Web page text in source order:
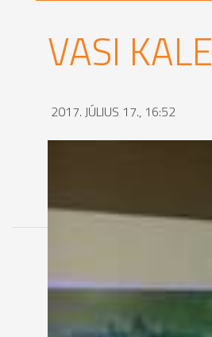
VASI
2017. JÚLIUS 17., 16:52